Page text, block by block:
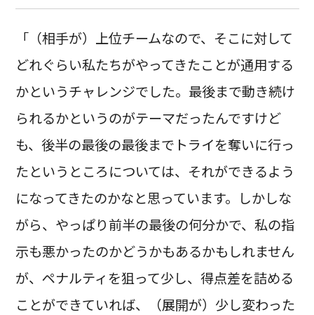
「（相手が）上位チームなので、そこに対して
どれぐらい私たちがやってきたことが通用する
かというチャレンジでした。最後まで動き続け
られるかというのがテーマだったんですけど
も、後半の最後の最後までトライを奪いに行っ
たというところについては、それができるよう
になってきたのかなと思っています。しかしな
がら、やっぱり前半の最後の何分かで、私の指
示も悪かったのかどうかもあるかもしれません
が、ペナルティを狙って少し、得点差を詰める
ことができていれば、（展開が）少し変わった